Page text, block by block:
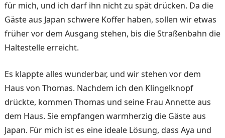
für mich, und ich darf ihn nicht zu spät drücken. Da die
Gäste aus Japan schwere Koffer haben, sollen wir etwas
früher vor dem Ausgang stehen, bis die Straßenbahn die
Haltestelle erreicht.
Es klappte alles wunderbar, und wir stehen vor dem
Haus von Thomas. Nachdem ich den Klingelknopf
drückte, kommen Thomas und seine Frau Annette aus
dem Haus. Sie empfangen warmherzig die Gäste aus
Japan. Für mich ist es eine ideale Lösung, dass Aya und